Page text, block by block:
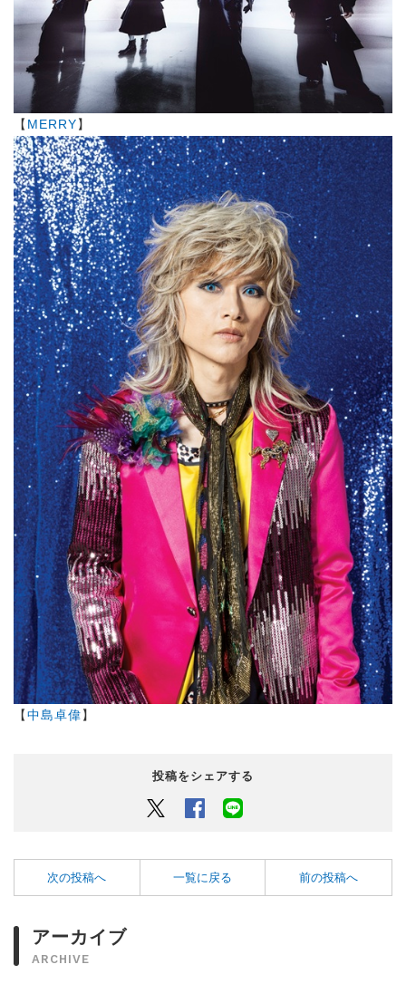
【 MERRY】
【中島卓偉】
投稿をシェアする
Twitter Facebook
次の投稿へ 一覧に戻る 前の投稿へ
アーカイブ
ARCHIVE